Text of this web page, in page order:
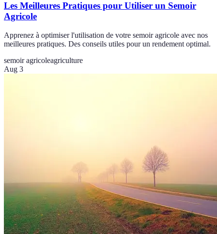
Les Meilleures Pratiques pour Utiliser un Semoir
Agricole
Apprenez à optimiser l'utilisation de votre semoir agricole avec nos
meilleures pratiques. Des conseils utiles pour un rendement optimal.
semoir agricoleagriculture
Aug 3